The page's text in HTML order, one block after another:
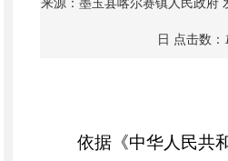
来源：墨玉县喀尔赛镇人民政府
日 点击数：
依据《中华人民共